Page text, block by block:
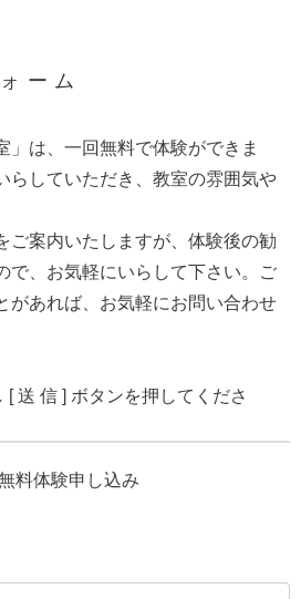
ーム
」は、一回無料で体験ができま
らしていただき、教室の雰囲気や
ご案内いたしますが、体験後の勧
で、お気軽にいらして下さい。ご
があれば、お気軽にお問い合わせ
送 信 ] ボタンを押してくださ
料体験申し込み